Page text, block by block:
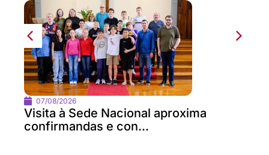
07/08/2026
Visita à Sede Nacional aproxima
confirmandas e con...